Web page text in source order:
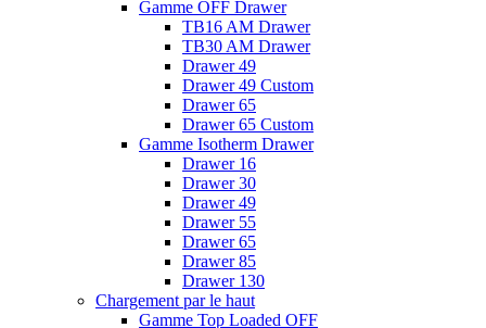
Gamme OFF Drawer
TB16 AM Drawer
TB30 AM Drawer
Drawer 49
Drawer 49 Custom
Drawer 65
Drawer 65 Custom
Gamme Isotherm Drawer
Drawer 16
Drawer 30
Drawer 49
Drawer 55
Drawer 65
Drawer 85
Drawer 130
Chargement par le haut
Gamme Top Loaded OFF